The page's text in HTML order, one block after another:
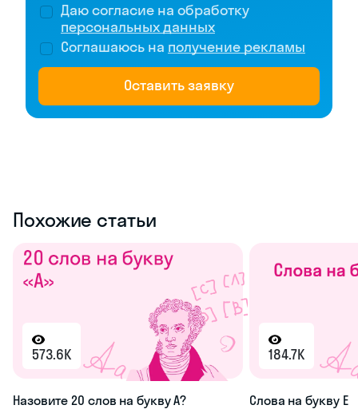
Даю согласие на обработку
персональных данных
Соглашаюсь на получение рекламы
Оставить заявку
Похожие статьи
573.6K
Назовите 20 слов на букву А?
184.7K
Слова на букву Е